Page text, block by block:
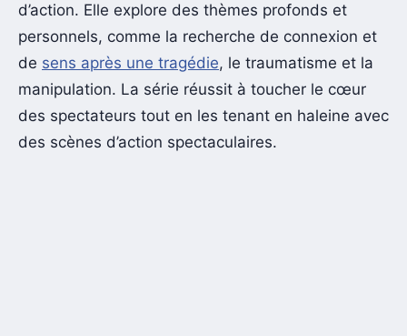
d’action. Elle explore des thèmes profonds et
personnels, comme la recherche de connexion et
de sens après une tragédie, le traumatisme et la
manipulation. La série réussit à toucher le cœur
des spectateurs tout en les tenant en haleine avec
des scènes d’action spectaculaires.